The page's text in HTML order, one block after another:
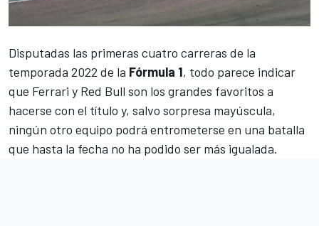
Disputadas las primeras cuatro carreras de la
temporada 2022 de la Fórmula 1, todo parece indicar
que Ferrari y Red Bull son los grandes favoritos a
hacerse con el título y, salvo sorpresa mayúscula,
ningún otro equipo podrá entrometerse en una batalla
que hasta la fecha no ha podido ser más igualada.